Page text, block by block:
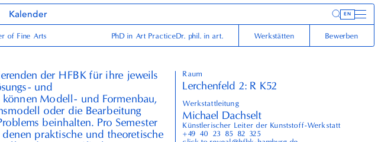
EN
Kalender
of Fine Arts PhD in Art PracticeDr. phil. in art. Werkstätten Bewerben
derHFBKfür ihre jeweils
und
können Modell- und Formenbau,
oder die Bearbeitung
beinhalten. Pro Semester
praktische und theoretische
Raum
Lerchenfeld 2: R K52
Werkstattleitung
Michael Dachselt
Künstlerischer Leiter der Kunststoff-Werkstatt
+49⁠ ⁠40⁠ ⁠23⁠ ⁠85⁠ ⁠82⁠ ⁠325